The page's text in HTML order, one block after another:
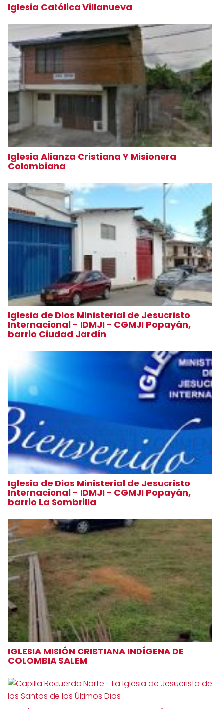
Iglesia Católica Villanueva
Iglesia Alianza Cristiana Y Misionera
Colombiana
Iglesia de Dios Ministerial de Jesucristo
Internacional - IDMJI - CGMJI Popayán,
barrio Ciudad Jardín
Iglesia de Dios Ministerial de Jesucristo
Internacional - IDMJI - CGMJI Popayán,
barrio La Sombrilla
IGLESIA MISIÓN CRISTIANA INDÍGENA DE
COLOMBIA SALEM